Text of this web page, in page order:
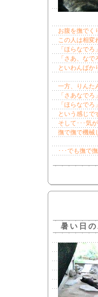
お腹を撫でく
この人は相変
「ほらなでろ
「さあ、なで
といわんばか
一方、りんた
「さあなでろ
「ほらなでろ
という感じで
そして･･･気
撫で撫で機械
･･･でも撫で
暑い日